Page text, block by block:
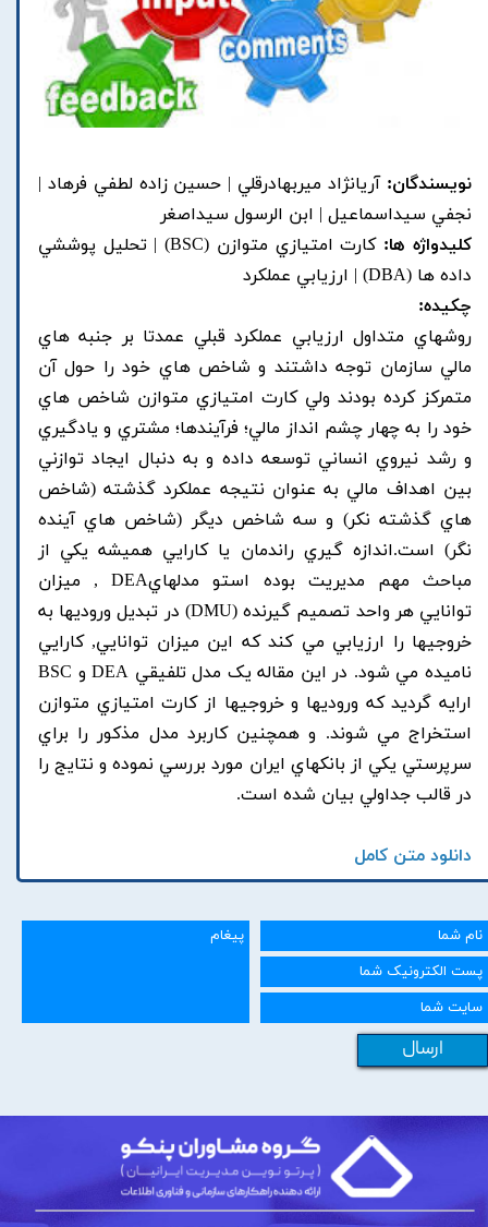
نویسندگان: آريانژاد ميربهادرقلي | حسين زاده لطفي فرهاد |
نجفي سيداسماعيل | ابن الرسول سيداصغر
کلیدواژه ها:
کارت امتيازي متوازن (BSC) | تحليل پوششي
داده ها (DBA) | ارزيابي عملکرد
چکیده:
روشهاي متداول ارزيابي عملکرد قبلي عمدتا بر جنبه هاي
مالي سازمان توجه داشتند و شاخص هاي خود را حول آن
متمرکز کرده بودند ولي کارت امتيازي متوازن شاخص هاي
خود را به چهار چشم انداز مالي؛ فرآيندها؛ مشتري و يادگيري
و رشد نيروي انساني توسعه داده و به دنبال ايجاد توازني
بين اهداف مالي به عنوان نتيجه عملکرد گذشته (شاخص
هاي گذشته نکر) و سه شاخص ديگر (شاخص هاي آينده
نگر) است.اندازه گيري راندمان يا کارايي هميشه يکي از
مباحث مهم مديريت بوده استو مدلهايDEA , ميزان
توانايي هر واحد تصميم گيرنده (DMU) در تبديل وروديها به
خروجيها را ارزيابي مي کند که اين ميزان توانايي, کارايي
ناميده مي شود. در اين مقاله يک مدل تلفيقي DEA و BSC
ارايه گرديد که وروديها و خروجيها از کارت امتيازي متوازن
استخراج مي شوند. و همچنين کاربرد مدل مذکور را براي
سرپرستي يکي از بانکهاي ايران مورد بررسي نموده و نتايج را
در قالب جداولي بيان شده است.
دانلود متن کامل
ارسال